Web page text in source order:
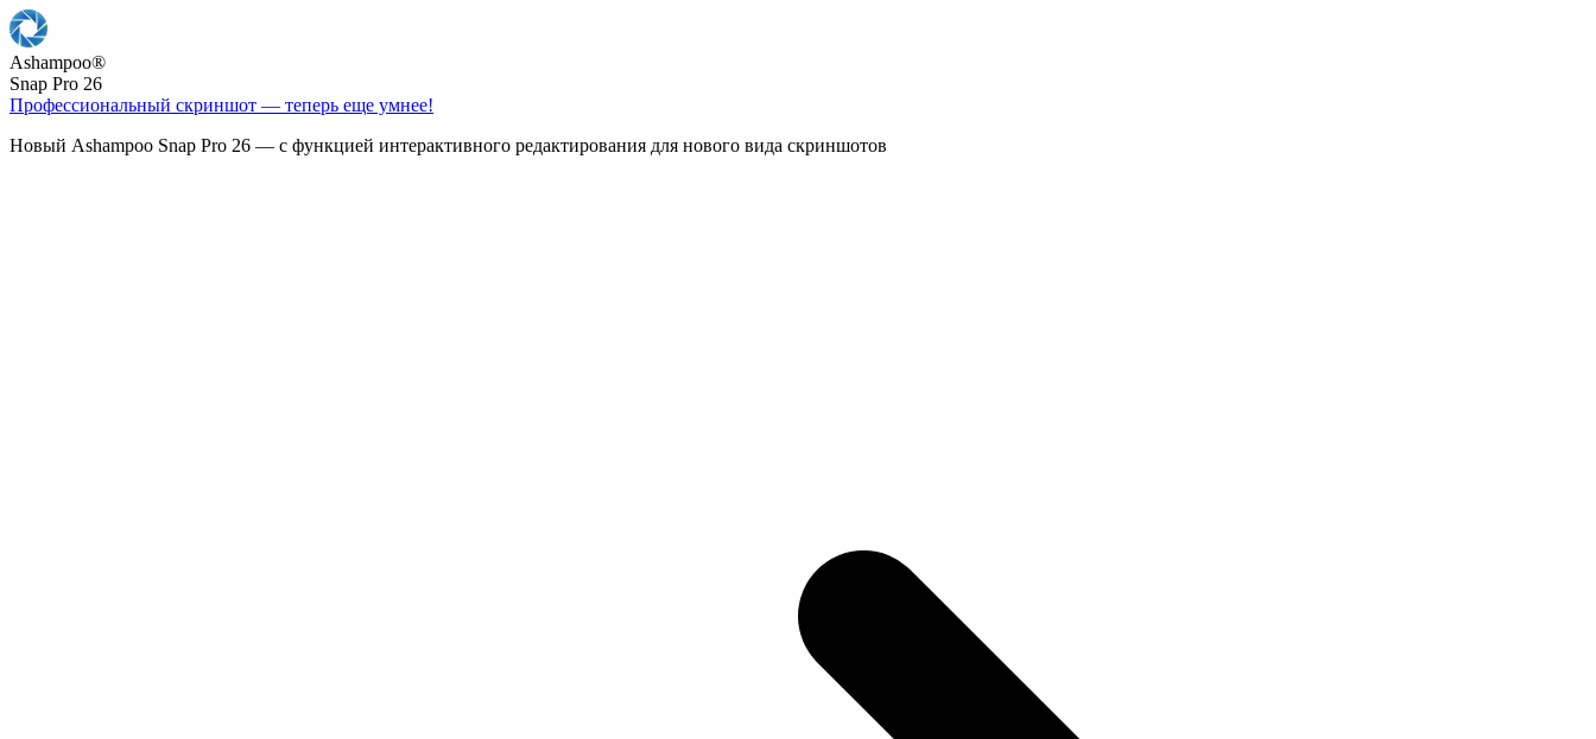
Ashampoo®
Snap Pro 26
Профессиональный скриншот — теперь еще умнее!
Новый Ashampoo Snap Pro 26 — с функцией интерактивного редактирования для нового вида скриншотов